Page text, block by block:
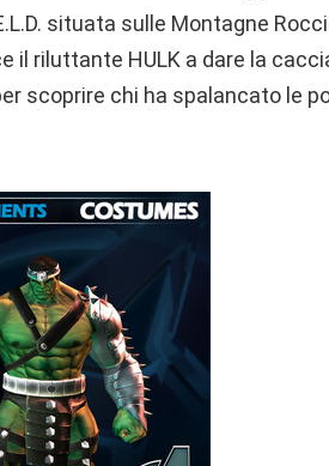
situata sulle Montagne
il riluttante HULK a dare la
scoprire chi ha spalancato le